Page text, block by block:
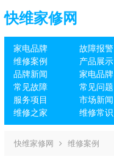
快维家修网
家电品牌 故障报警
维修案例
产品展示
品牌新闻
家电品牌
常见故障
常见问题
服务项目
市场新闻
维修之家
维修常识
快维家修网 维修案例